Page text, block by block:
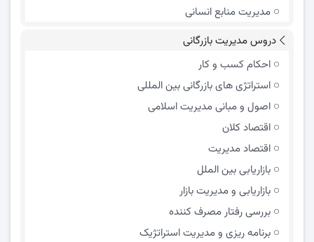
مدیریت منابع انسانی
دروس مدیریت بازرگانی
احکام کسب و کار
استراتژی های بازرگانی بین المللی
اصول و مبانی مدیریت اسلامی
اقتصاد کلان
اقتصاد مدیریت
بازاریابی بین الملل
بازاریابی و مدیریت بازار
بررسی رفتار مصرف کننده
برنامه ریزی و مدیریت استراتژیک